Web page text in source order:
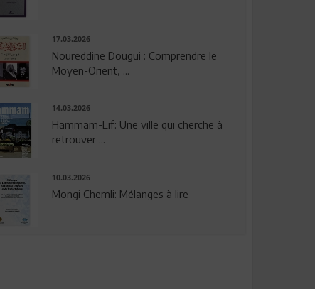
17.03.2026
Noureddine Dougui : Comprendre le
Moyen-Orient, ...
14.03.2026
Hammam-Lif: Une ville qui cherche à
retrouver ...
10.03.2026
Mongi Chemli: Mélanges à lire